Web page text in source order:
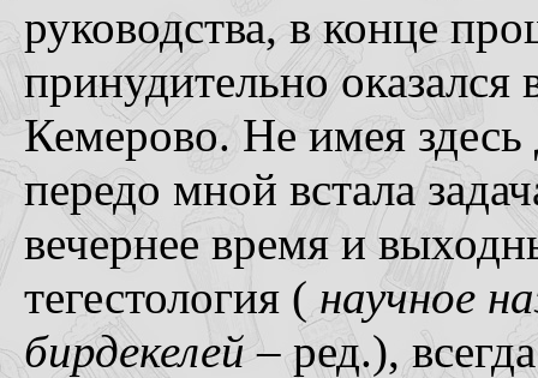
руководства, в конце
принудительно
Кемерово. Не имея
передо мной встала
вечернее время и
тегестология (научное
бирдекелей– ред.),